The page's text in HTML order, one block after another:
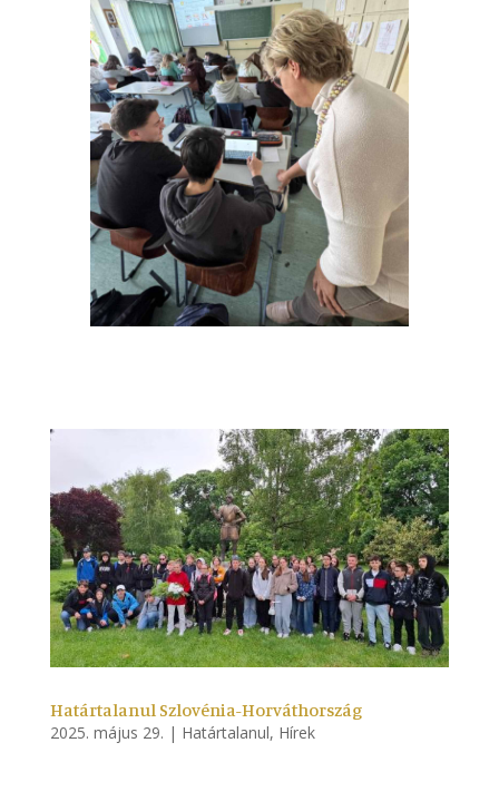
Határtalanul Szlovénia-Horváthország
2025. május 29. | Határtalanul, Hírek